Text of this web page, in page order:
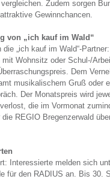
Zudem sorgen
Gewinnchancen.
von „ich kauf im Wald“
„ich kauf im Wald“-
mit Wohnsitz oder Schul-/
Dem
musikalischem Gruß oder
Der Monatspreis wird
die im Vormonat
die REGIO Bregenzerwald
Interessierte melden sich
für den RADIUS an. Bis 30.